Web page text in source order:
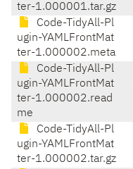
ter-1.000001.tar.gz
Code-TidyAll-Pl
ugin-YAMLFrontMat
ter-1.000002.meta
Code-TidyAll-Pl
ugin-YAMLFrontMat
ter-1.000002.read
me
Code-TidyAll-Pl
ugin-YAMLFrontMat
ter-1.000002.tar.gz